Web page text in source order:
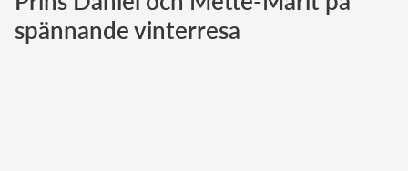
Norska kungahuset
spännande vinterresa